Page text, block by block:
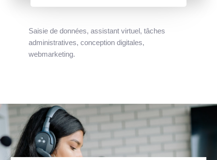
Saisie de données, assistant virtuel, tâches
administratives, conception digitales,
webmarketing.